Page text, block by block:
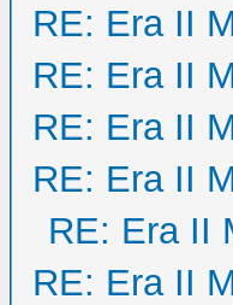
RE: Era II
RE: Era II
RE: Era II
RE: Era II
RE: Era II
RE: Era II